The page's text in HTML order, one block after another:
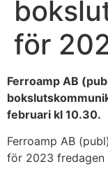
för
Ferroamp AB
februari kl 10.30.
Ferroamp AB
för 2023 fredagen